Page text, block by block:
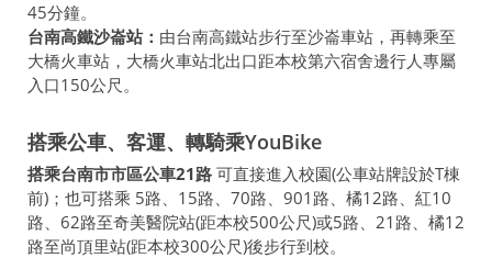
45分鐘。
台南高鐵沙崙站： 由台南高鐵站步行至沙崙車站，再轉乘至
大橋火車站，大橋火車站北出口距本校第六宿舍邊行人專屬
入口150公尺。
搭乘公車、客運、轉騎乘YouBike
搭乘台南市市區公車21路 可直接進入校園(公車站牌設於T棟
前)；也可搭乘 5路、15路、70路、901路、橘12路、紅10
路、62路至奇美醫院站(距本校500公尺)或5路、21路、橘12
路至尚頂里站(距本校300公尺)後步行到校。